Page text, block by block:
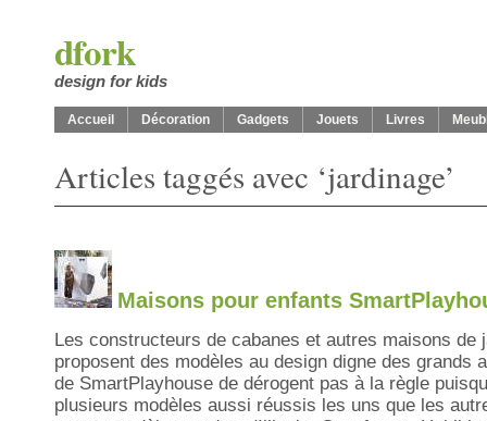
dfork
design for kids
Accueil Décoration Gadgets Jouets Livres
Articles taggés avec ‘jardinage’
Maisons pour enfants
Les constructeurs de cabanes et autres maisons de
proposent des modèles au design digne des grands
de SmartPlayhouse de dérogent pas à la règle
plusieurs modèles aussi réussis les uns que les